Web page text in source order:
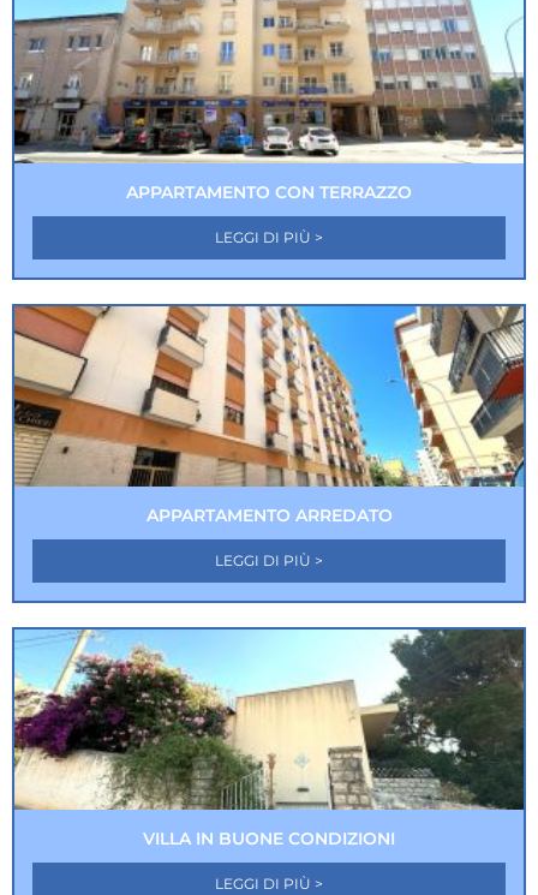
APPARTAMENTO CON TERRAZZO
LEGGI DI PIÙ >
APPARTAMENTO ARREDATO
LEGGI DI PIÙ >
VILLA IN BUONE CONDIZIONI
LEGGI DI PIÙ >